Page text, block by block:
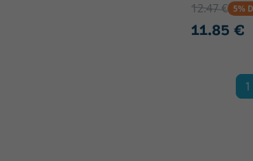
12.47 € 5%
11.85 €
1